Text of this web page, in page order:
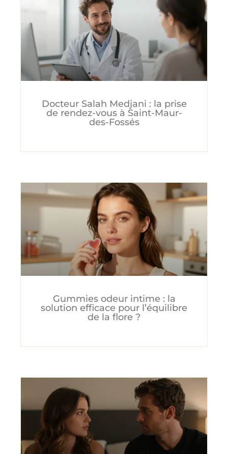
Docteur Salah Medjani : la prise
de rendez-vous à Saint-Maur-
des-Fossés
Gummies odeur intime : la
solution efficace pour l’équilibre
de la flore ?